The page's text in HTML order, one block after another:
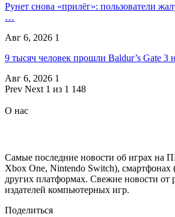
Рунет снова «прилёг»: пользователи
…
Авг 6, 2026 1
9 тысяч человек прошли Baldur’s Gate 3
Авг 6, 2026 1
Prev Next 1 из 1 148
О нас
Самые последние новости об играх на
Xbox One, Nintendo Switch), смартфонах
других платформах. Свежие новости от
издателей компьютерных игр.
Поделиться